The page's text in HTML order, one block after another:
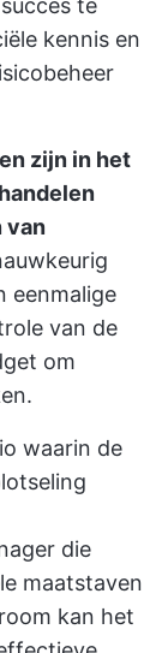
te
kennis en
zijn in het
van
eenmalige
van de
om
waarin de
die
maatstaven
kan het